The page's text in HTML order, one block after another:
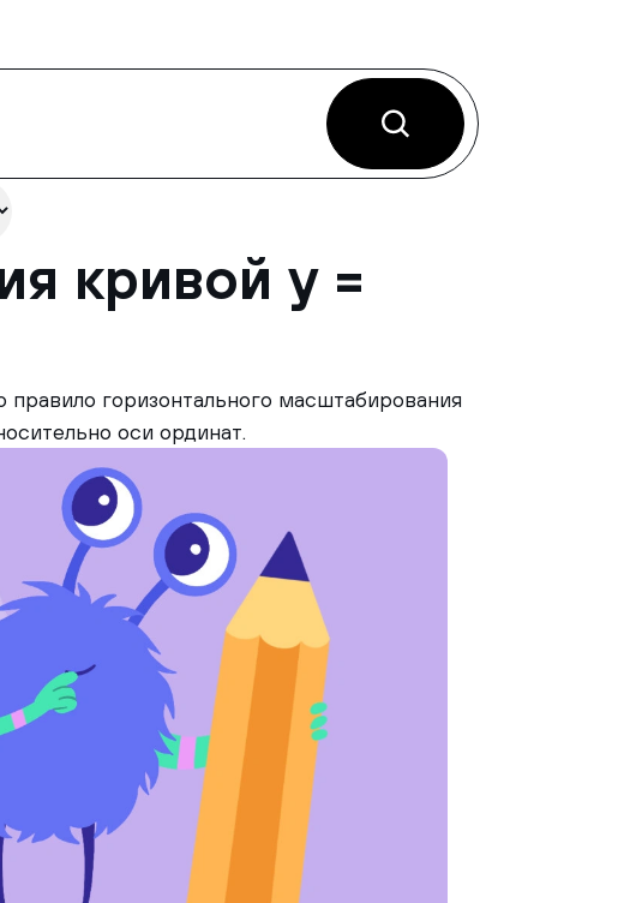
кривой y =
горизонтального масштабирования
оси ординат.